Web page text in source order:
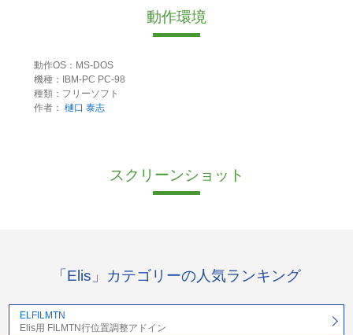
動作環境
動作OS：MS-DOS
機種：IBM-PC PC-98
種類：フリーソフト
作者： 樋口 泰志
スクリーンショット
「Elis」カテゴリーの人気ランキング
ELFILMTN
Elis用 FILMTN行位置調整アドイン